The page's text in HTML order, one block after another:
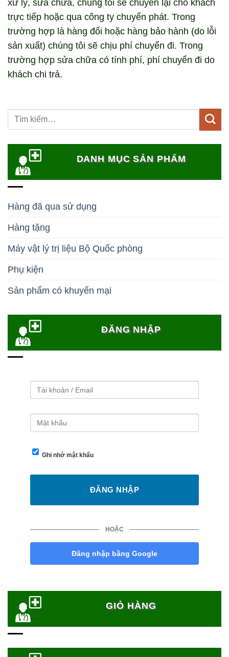
xử lý, sửa chữa, chúng tôi sẽ chuyển lại cho khách
trực tiếp hoặc qua công ty chuyển phát. Trong
trường hợp là hàng đổi hoặc hàng bảo hành (do lỗi
sản xuất) chúng tôi sẽ chịu phí chuyển đi. Trong
trường hợp sửa chữa có tính phí, phí chuyển đi do
khách chi trả.
DANH MỤC SẢN PHẨM
Hàng đã qua sử dụng
Hàng tặng
Máy vật lý trị liệu Bộ Quốc phòng
Phụ kiện
Sản phẩm có khuyến mại
ĐĂNG NHẬP
Ghi nhớ mật khẩu
HOẶC
Đăng nhập bằng Google
GIỎ HÀNG